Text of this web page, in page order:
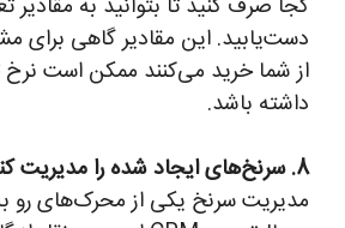
کجا صرف کنید تا بتوانید به مقادیر
دست‌یابید. این مقادیر گاهی برای
از شما خرید می‌کنند ممکن است نرخ
داشته باشد.
8. سرنخ‌های ایجاد شده را مدیریت کنید
مدیریت سرنخ یکی از محرک‌های رو به